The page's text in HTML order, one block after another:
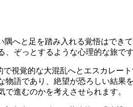
隅へと足を踏み入れる覚悟はでき
ぞっとするような心理的な旅です
視覚的な大混乱へとエスカレー
語であり、絶望が恐ろしい結果
進むのかを考えさせられます。